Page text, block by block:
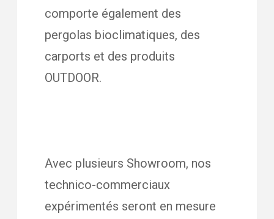
comporte également des
pergolas bioclimatiques, des
carports et des produits
OUTDOOR.
Avec plusieurs Showroom, nos
technico-commerciaux
expérimentés seront en mesure